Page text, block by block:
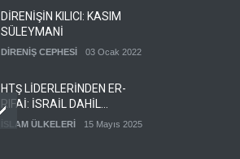
DİRENİŞİN KILICI: KASIM
SÜLEYMANİ
DİRENİŞ CEPHESİ 03 Ocak 2022
HTŞ LİDERLERİNDEN ER-
RIFAİ: İSRAİL DAHİL
HERKESLE BARIŞ
İSLAM ÜLKELERİ 15 Mayıs 2025